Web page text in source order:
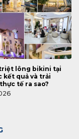
lông bikini tại
kết quả và trải
tế ra sao?